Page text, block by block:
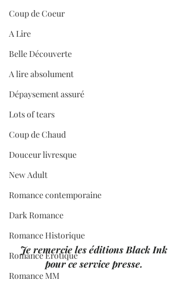
Coup de Coeur
A Lire
Belle Découverte
A lire absolument
Dépaysement assuré
Lots of tears
Coup de Chaud
Douceur livresque
New Adult
Romance contemporaine
Dark Romance
Romance Historique
Romance Erotique
Romance MM
Je remercie les éditions Black Ink
pour ce service presse.